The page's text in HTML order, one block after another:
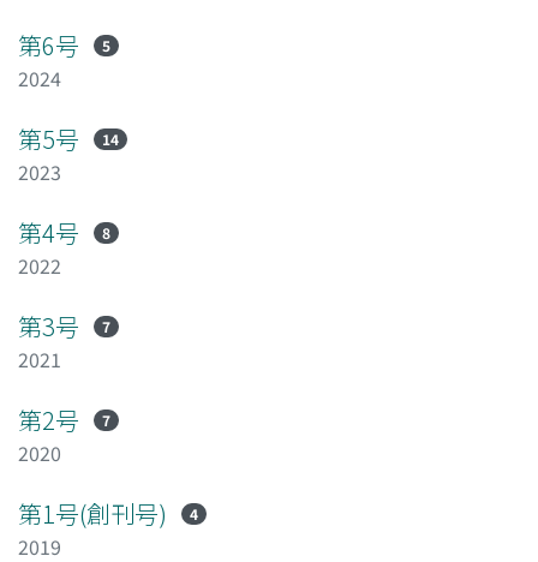
第6号 5
2024
第5号 14
2023
第4号 8
2022
第3号 7
2021
第2号 7
2020
第1号(創刊号) 4
2019